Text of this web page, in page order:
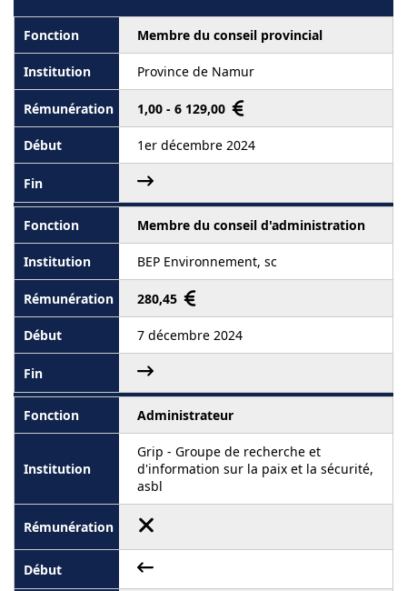
Membre du conseil provincial
Province de Namur
1,00 - 6 129,00
1er décembre 2024
Membre du conseil d'administration
BEP Environnement, sc
280,45
7 décembre 2024
Administrateur
Grip - Groupe de recherche et
d'information sur la paix et la sécurité,
asbl